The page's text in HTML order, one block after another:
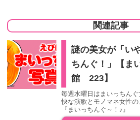
関連記事
謎の美女が「い
ちんぐ！」【ま
館 223】
毎週水曜日はまいっちん
快な演歌とモノマネ女性
『まいっちんぐ～！♪』